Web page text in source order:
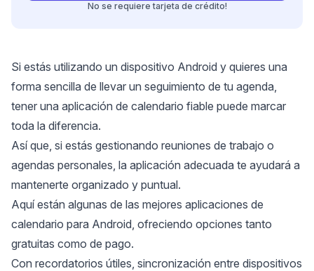
No se requiere tarjeta de crédito!
Si estás utilizando un dispositivo Android y quieres una
forma sencilla de llevar un seguimiento de tu agenda,
tener una aplicación de calendario fiable puede marcar
toda la diferencia.
Así que, si estás gestionando reuniones de trabajo o
agendas personales, la aplicación adecuada te ayudará a
mantenerte organizado y puntual.
Aquí están algunas de las mejores aplicaciones de
calendario para Android, ofreciendo opciones tanto
gratuitas como de pago.
Con recordatorios útiles, sincronización entre dispositivos